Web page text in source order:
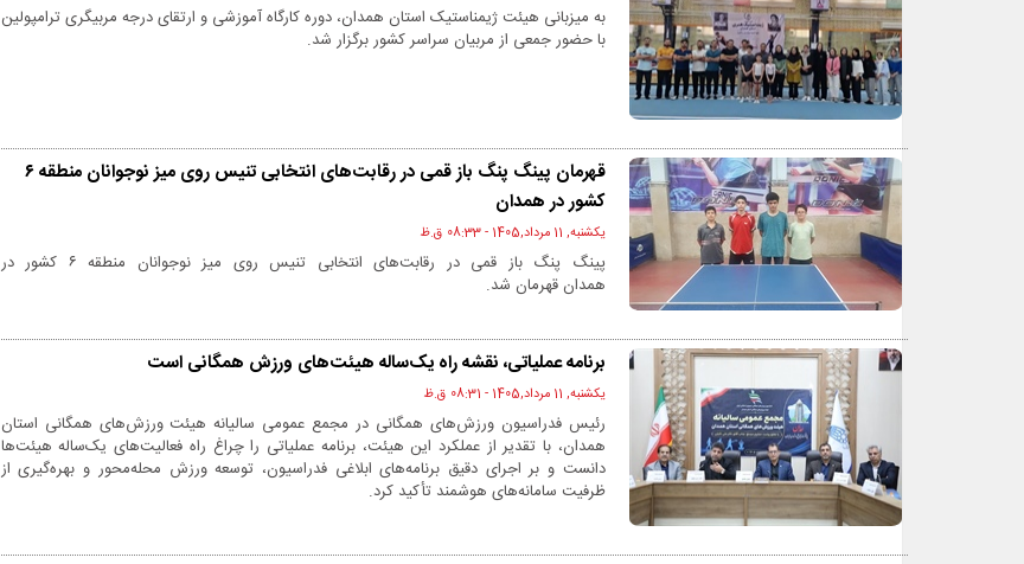
به میزبانی هیئت ژیمناستیک استان همدان، دوره کارگاه آموزشی و ارتقای درجه مربیگری ترامپولین
با حضور جمعی از مربیان سراسر کشور برگزار شد.
قهرمان پینگ پنگ باز قمی در رقابت‌های انتخابی تنیس روی میز نوجوانان منطقه ۶
کشور در همدان
یکشنبه, 11 مرداد,1405 - 08:33 ق.ظ
پینگ پنگ باز قمی در رقابت‌های انتخابی تنیس روی میز نوجوانان منطقه ۶ کشور در
همدان قهرمان شد.
برنامه عملیاتی، نقشه راه یک‌ساله هیئت‌های ورزش همگانی است
یکشنبه, 11 مرداد,1405 - 08:31 ق.ظ
رئیس فدراسیون ورزش‌های همگانی در مجمع عمومی سالیانه هیئت ورزش‌های همگانی استان
همدان، با تقدیر از عملکرد این هیئت، برنامه عملیاتی را چراغ راه فعالیت‌های یک‌ساله هیئت‌ها
دانست و بر اجرای دقیق برنامه‌های ابلاغی فدراسیون، توسعه ورزش محله‌محور و بهره‌گیری از
ظرفیت سامانه‌های هوشمند تأکید کرد.